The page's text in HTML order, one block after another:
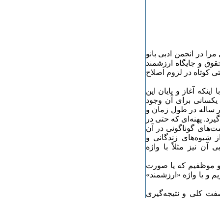
در انجمن‌ ادبی بانو
و جایگاه ارزشمند
کوتاه در لزوم اصلاح
آغاز و پایان این
برای آن وجود
ساله در طول زمان و
پهنه‌ای که حتی در
گوناگونی در آن
شیوه‌های زندگانی و
آن نیز مثلاً با واژه
و موظفیم که یا صورت
و یا واژه «ارزشمند»
کلی و نتیجه‌گیری